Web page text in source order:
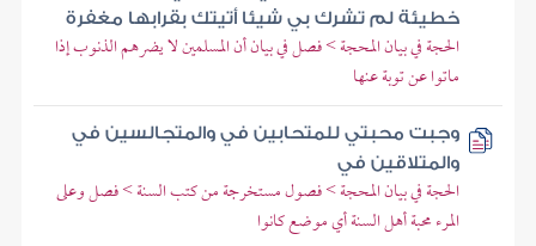
خطيئة لم تشرك بي شيئا أتيتك بقرابها مغفرة
الحجة في بيان المحجة > فصل في بيان أن المسلمين لا يضرهم الذنوب إذا
ماتوا عن توبة عنها
وجبت محبتي للمتحابين في والمتجالسين في
والمتلاقين في
الحجة في بيان المحجة > فصول مستخرجة من كتب السنة > فصل وعلى
المرء محبة أهل السنة أي موضع كانوا